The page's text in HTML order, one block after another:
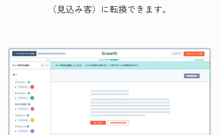
（見込み客）に転換できます。